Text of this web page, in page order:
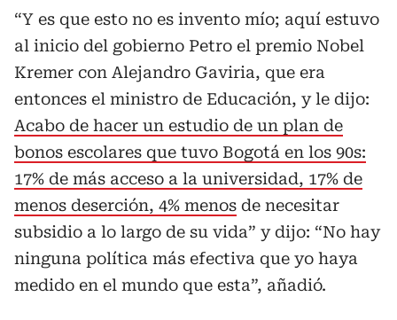
“Y es que esto no es invento mío; aquí estuvo
al inicio del gobierno Petro el premio Nobel
Kremer con Alejandro Gaviria, que era
entonces el ministro de Educación, y le dijo:
Acabo de hacer un estudio de un plan de
bonos escolares que tuvo Bogotá en los 90s:
17% de más acceso a la universidad, 17% de
menos deserción, 4% menos de necesitar
subsidio a lo largo de su vida” y dijo: “No hay
ninguna política más efectiva que yo haya
medido en el mundo que esta”, añadió.